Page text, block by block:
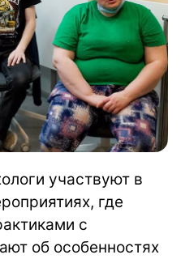
участвуют в
где
с
об особенностях